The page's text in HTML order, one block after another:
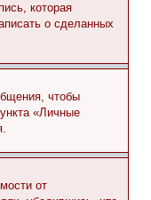
которая
о сделанных
чтобы
«Личные
от